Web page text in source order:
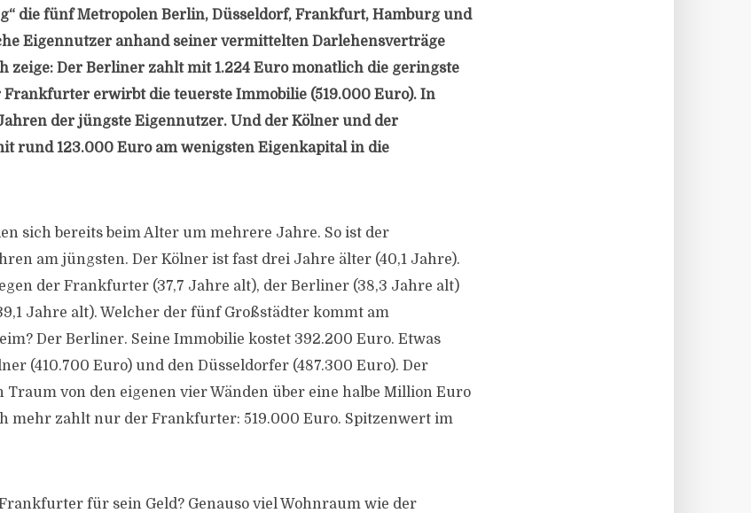
die fünf Metropolen Berlin, Düsseldorf, Frankfurt, Hamburg und
Eigennutzer anhand seiner vermittelten Darlehensverträge
zeige: Der Berliner zahlt mit 1.224 Euro monatlich die geringste
erwirbt die teuerste Immobilie (519.000 Euro). In
der jüngste Eigennutzer. Und der Kölner und der
rund 123.000 Euro am wenigsten Eigenkapital in die
sich bereits beim Alter um mehrere Jahre. So ist der
am jüngsten. Der Kölner ist fast drei Jahre älter (40,1 Jahre).
der Frankfurter (37,7 Jahre alt), der Berliner (38,3 Jahre alt)
Jahre alt). Welcher der fünf Großstädter kommt am
Der Berliner. Seine Immobilie kostet 392.200 Euro. Etwas
(410.700 Euro) und den Düsseldorfer (487.300 Euro). Der
von den eigenen vier Wänden über eine halbe Million Euro
mehr zahlt nur der Frankfurter: 519.000 Euro. Spitzenwert im
für sein Geld? Genauso viel Wohnraum wie der